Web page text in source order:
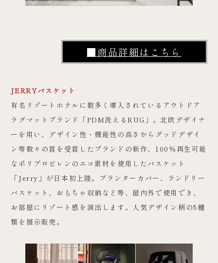
■商品詳細はこちら
JERRYバスケット
有名リゾートホテルに数多く導入されているアウトドア
ラグマットブランド「PDM洗えるRUG」。北欧デザイナ
ーを用い、デザイン性・機能性の高さからグッドデザイ
ン等数々の賞を受賞したブランドの新作、100％再生可能
なポリプロピレンのエコ素材を使用したバスケット
「Jerry」が日本初上陸。プランターカバー、ランドリー
バスケット、おもちゃ収納など等、屋内外で使用でき、
お部屋にリゾート感を演出します。人気デザイン柄の5種
類を展示販売。